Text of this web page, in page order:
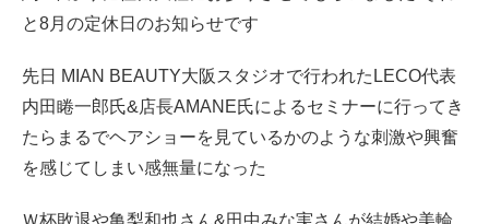
と8月の定休日のお知らせです
先日 MIAN BEAUTY大阪スタジオで行われたLECO代表
内田睠一郎氏&店長AMANE氏によるセミナーに行ってき
たらまるでヘアショーを見ているかのような刺激や興奮
を感じてしまい感無量になった
Ｗ杯敗退や亀梨和也さん&田中みな実さんが結婚や美輪